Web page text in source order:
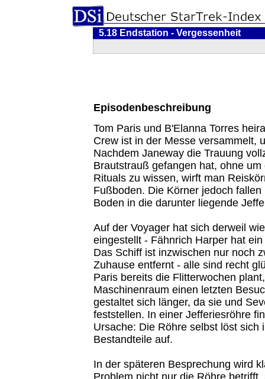
5.18 Endstation - Vergessenheit
Episodenbeschreibung
Tom Paris und B'Elanna Torres
Crew ist in der Messe versammelt,
Nachdem Janeway die Trauung
Brautstrauß gefangen hat, ohne
Rituals zu wissen, wirft man
Fußboden. Die Körner jedoch
Boden in die darunter liegende
Auf der Voyager hat sich derweil
eingestellt - Fähnrich Harper hat
Das Schiff ist inzwischen nur noch
Zuhause entfernt - alle sind recht
Paris bereits die Flitterwochen
Maschinenraum einen letzten
gestaltet sich länger, da sie und
feststellen. In einer Jefferiesröhre
Ursache: Die Röhre selbst löst sich
Bestandteile auf.
In der späteren Besprechung wird
Problem nicht nur die Röhre